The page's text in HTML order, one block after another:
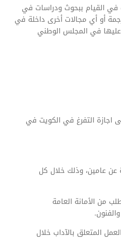
في القيام ببحوث ودراسات في
أو أي مجالات أخرى داخلة في
في المجلس الوطني
التفرغ في الكويت في
عن عامين، وذلك خلال كل
من الأمانة العامة
المتعلق بالآداب خلال